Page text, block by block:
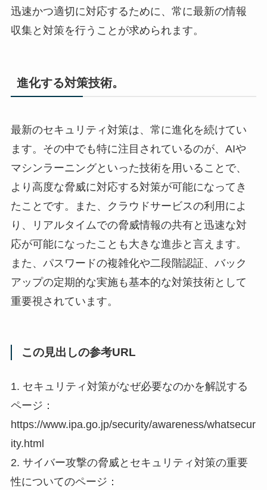
迅速かつ適切に対応するために、常に最新の情報
収集と対策を行うことが求められます。
進化する対策技術。
最新のセキュリティ対策は、常に進化を続けてい
ます。その中でも特に注目されているのが、AIや
マシンラーニングといった技術を用いることで、
より高度な脅威に対応する対策が可能になってき
たことです。また、クラウドサービスの利用によ
り、リアルタイムでの脅威情報の共有と迅速な対
応が可能になったことも大きな進歩と言えます。
また、パスワードの複雑化や二段階認証、バック
アップの定期的な実施も基本的な対策技術として
重要視されています。
この見出しの参考URL
1. セキュリティ対策がなぜ必要なのかを解説する
ページ：
https://www.ipa.go.jp/security/awareness/whatsecur
ity.html
2. サイバー攻撃の脅威とセキュリティ対策の重要
性についてのページ：